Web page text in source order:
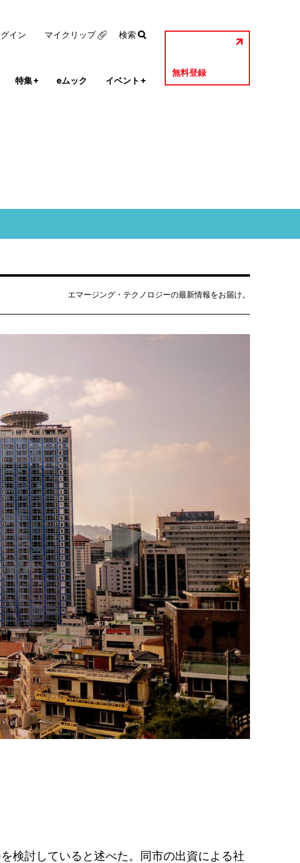
特集+ eムック イベント +
無料登録
イン マイクリップ 検索
エマージング・テクノロジーの最新情報をお届け。
検討していると述べた。同市の出資による社